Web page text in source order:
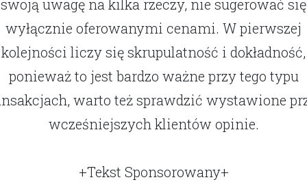
swoją uwagę na kilka rzeczy, nie sugerować się
wyłącznie oferowanymi cenami. W pierwszej
kolejności liczy się skrupulatność i dokładność,
ponieważ to jest bardzo ważne przy tego typu
warto też sprawdzić wystawione
wcześniejszych klientów opinie.
+Tekst Sponsorowany+